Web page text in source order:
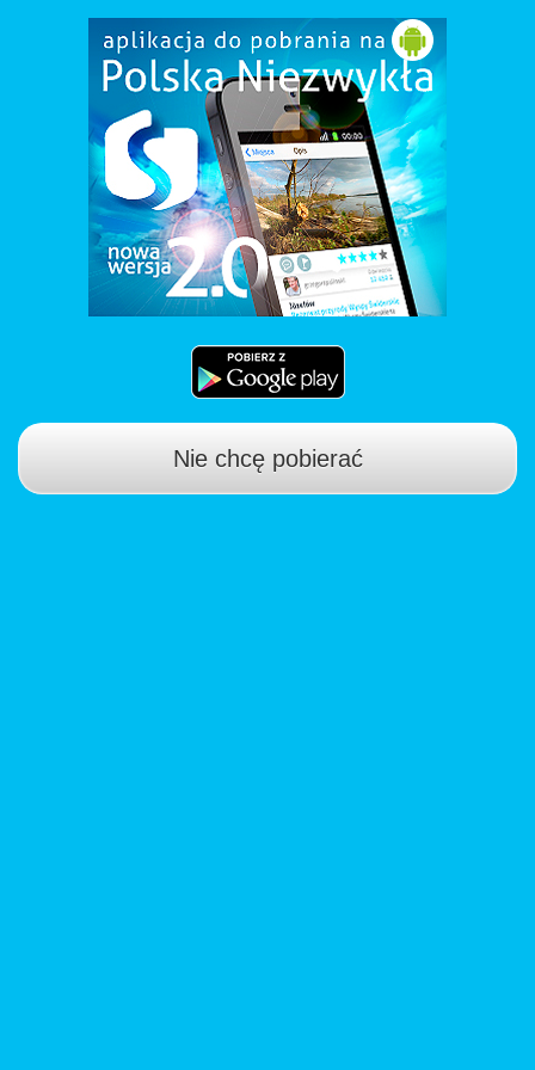
Nie chcę pobierać